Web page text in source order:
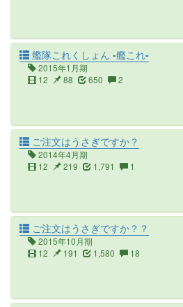
艦隊これくしょん -艦これ-
2015年1月期
12
88 650 2
ご注文はうさぎですか？
2014年4月期
12
219 1,791 1
ご注文はうさぎですか？？
2015年10月期
12
191 1,580 18